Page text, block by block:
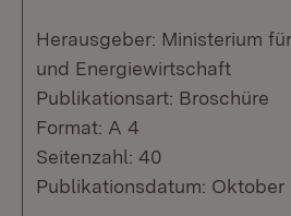
Herausgeber: Ministerium
und Energiewirtschaft
Publikationsart: Broschüre
Format: A 4
Seitenzahl: 40
Publikationsdatum: Oktober